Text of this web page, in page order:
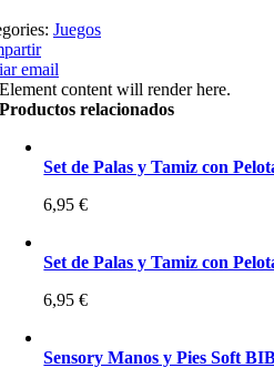
Juegos
email
Element content will render here.
Productos relacionados
Set de Palas y Tamiz con
6,95€
Set de Palas y Tamiz con
6,95€
Sensory Manos y Pies Soft